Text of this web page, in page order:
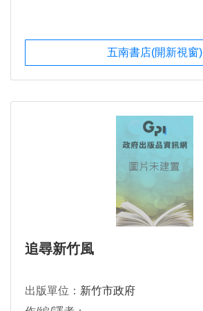
五南書店(開新視窗)
追尋新竹風
出版單位： 新竹市政府